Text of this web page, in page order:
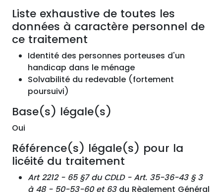
Liste exhaustive de toutes les
données à caractère personnel de
ce traitement
Identité des personnes porteuses d'un
handicap dans le ménage
Solvabilité du redevable (fortement
poursuivi)
Base(s) légale(s)
Oui
Référence(s) légale(s) pour la
licéité du traitement
Art 2212 - 65 §7 du CDLD - Art. 35-36-43 § 3
à 48 - 50-53-60 et 63du Règlement Général